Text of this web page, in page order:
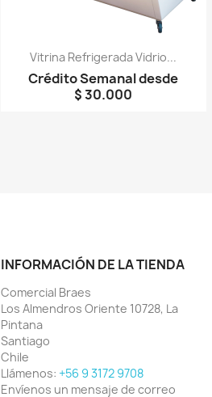
Vista rápida
Vitrina Refrigerada Vidrio...
Crédito Semanal desde
$ 30.000
INFORMACIÓN DE LA TIENDA
Comercial Braes
Los Almendros Oriente 10728, La
Pintana
Santiago
Chile
Llámenos: +56 9 3172 9708
Envíenos un mensaje de correo